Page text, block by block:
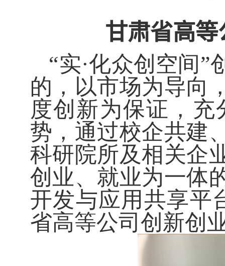
甘肃省高
“实·化众创空间”
的，以市场为导向
度创新为保证，
势，通过校企共建
科研院所及相关企
创业、就业为一体
开发与应用共享平
省高等公司创新创